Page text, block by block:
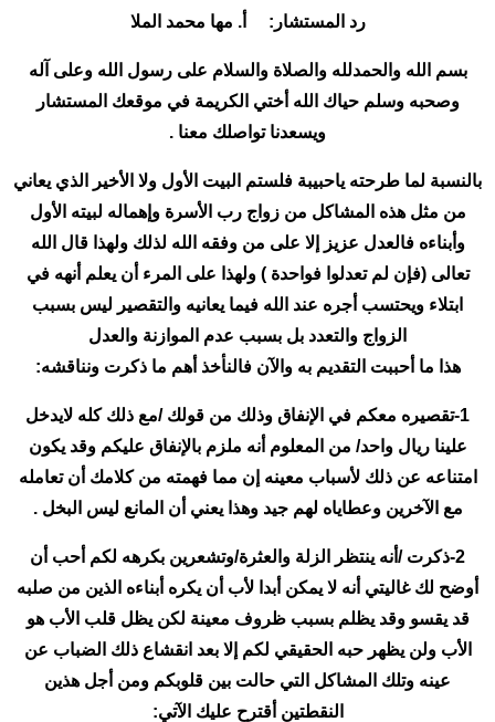
رد المستشار: أ. مها محمد الملا
بسم الله والحمدلله والصلاة والسلام على رسول الله وعلى آله
وصحبه وسلم حياك الله أختي الكريمة في موقعك المستشار
ويسعدنا تواصلك معنا .
بالنسبة لما طرحته ياحبيبة فلستم البيت الأول ولا الأخير الذي يعاني
من مثل هذه المشاكل من زواج رب الأسرة وإهماله لبيته الأول
وأبناءه فالعدل عزيز إلا على من وفقه الله لذلك ولهذا قال الله
تعالى (فإن لم تعدلوا فواحدة ) ولهذا على المرء أن يعلم أنهه في
ابتلاء ويحتسب أجره عند الله فيما يعانيه والتقصير ليس بسبب
الزواج والتعدد بل بسبب عدم الموازنة والعدل
هذا ما أحببت التقديم به والآن فالنأخذ أهم ما ذكرت ونناقشه:
1-تقصيره معكم في الإنفاق وذلك من قولك /مع ذلك كله لايدخل
علينا ريال واحد/ من المعلوم أنه ملزم بالإنفاق عليكم وقد يكون
امتناعه عن ذلك لأسباب معينه إن مما فهمته من كلامك أن تعامله
مع الآخرين وعطاياه لهم جيد وهذا يعني أن المانع ليس البخل .
2-ذكرت /أنه ينتظر الزلة والعثرة/وتشعرين بكرهه لكم أحب أن
أوضح لك غاليتي أنه لا يمكن أبدا لأب أن يكره أبناءه الذين من صلبه
قد يقسو وقد يظلم بسبب ظروف معينة لكن يظل قلب الأب هو
الأب ولن يظهر حبه الحقيقي لكم إلا بعد انقشاع ذلك الضباب عن
عينه وتلك المشاكل التي حالت بين قلوبكم ومن أجل هذين
النقطتين أقترح عليك الآتي: